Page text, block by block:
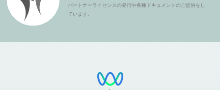
パートナーライセンスの発行や各種ドキュメントのご提供をし
ています。